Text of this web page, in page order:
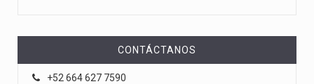
CONTÁCTANOS
+52 664 627 7590